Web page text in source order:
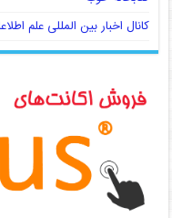
کانال اخبار بین المللی علم